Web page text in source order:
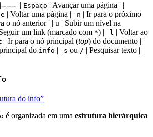
| | Espaço | Avançar uma página | |
| Voltar uma página | | n | Ir para o próximo
o nó anterior | | u | Subir um nível na
um link (marcado com *) | | l | Voltar ao
| Ir para o nó principal (top) do documento | |
do info | | s ou / | Pesquisar texto | |
do info”
é organizada em uma estrutura hierárquica